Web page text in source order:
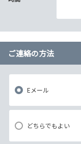
ご連絡の方法
Eメール
どちらでもよい